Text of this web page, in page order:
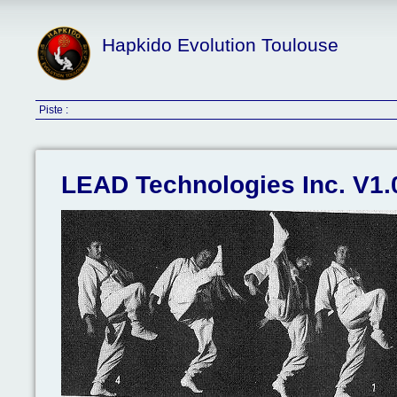
Hapkido Evolution Toulouse
Piste :
LEAD Technologies Inc.